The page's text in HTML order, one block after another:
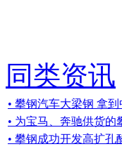
同类资讯
• 攀钢汽车大梁钢 拿
• 为宝马、奔驰供货的
• 攀钢成功开发高扩孔